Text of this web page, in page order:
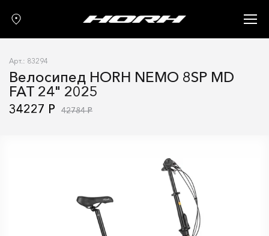
Запчасти
Аксессуары
О нас
Гарантия
Контакты
Арт.: 83294
Велосипед HORH NEMO 8SP MD
FAT 24" 2025
34227 Р 42784 Р